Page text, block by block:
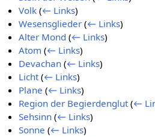
Volk (← Links)
Wesensglieder (← Links)
Alter Mond (← Links)
Atom (← Links)
Devachan (← Links)
Licht (← Links)
Plane (← Links)
Region der Begierdenglut (←
Sehsinn (← Links)
Sonne (← Links)